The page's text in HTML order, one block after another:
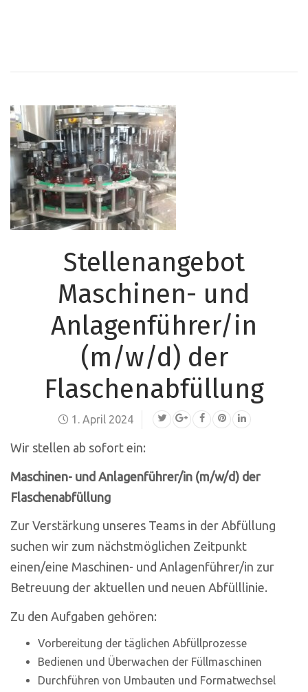
Stellenangebot
Maschinen- und
Anlagenführer/in
(m/w/d) der
Flaschenabfüllung
1. April 2024
Wir stellen ab sofort ein:
Maschinen- und Anlagenführer/in (m/w/d) der
Flaschenabfüllung
Zur Verstärkung unseres Teams in der Abfüllung
suchen wir zum nächstmöglichen Zeitpunkt
einen/eine Maschinen- und Anlagenführer/in zur
Betreuung der aktuellen und neuen Abfülllinie.
Zu den Aufgaben gehören:
Vorbereitung der täglichen Abfüllprozesse
Bedienen und Überwachen der Füllmaschinen
Durchführen von Umbauten und Formatwechsel